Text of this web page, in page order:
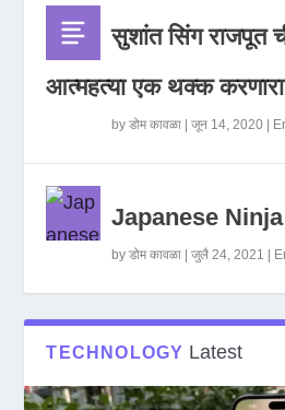
सुशांत सिंग राजपूत
आत्महत्या एक थक्क
byडोम कावळा |जून 14, 2020
Japanese
byडोम कावळा |जुलै 24, 2021
TECHNOLOGY Latest